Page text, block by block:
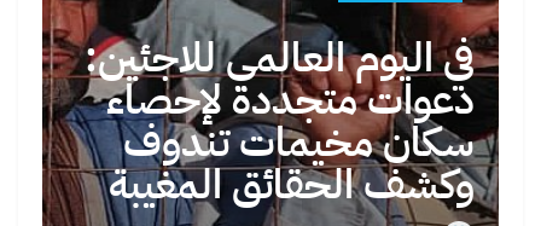
في اليوم العالمي للاجئين:
دعوات متجددة لإحصاء
سكان مخيمات تندوف
وكشف الحقائق المغيبة